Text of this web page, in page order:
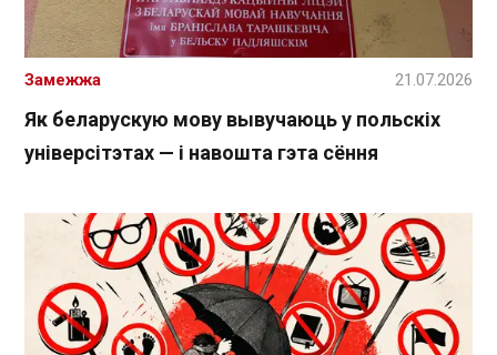
Як беларускую мову вывучаюць у польскіх
універсітэтах — і навошта гэта сёння
Замежжа 21.07.2026